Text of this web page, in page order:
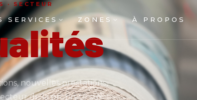
SERVICES
et locaux
ZONES À PROPOS
· SECTEUR
nouvelles prestations,
de la propreté sur